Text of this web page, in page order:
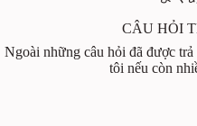
CÂU HỎI
Ngoài những câu hỏi đã được
tôi nếu còn